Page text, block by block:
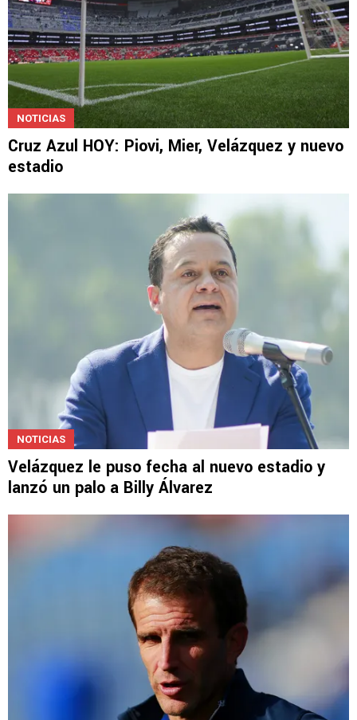
NOTICIAS
Cruz Azul HOY: Piovi, Mier, Velázquez y nuevo
estadio
NOTICIAS
Velázquez le puso fecha al nuevo estadio y
lanzó un palo a Billy Álvarez